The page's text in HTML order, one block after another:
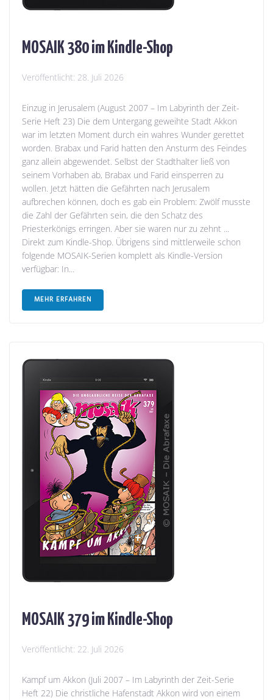
MOSAIK 380 im Kindle-Shop
Veröffentlicht: 28. Juli 2026
Einzug in Jerusalem (August 2007 – Im Labyrinth der Zeit-
Serie Heft 23) Die dem Untergang geweihte Stadt Akkon
war im letzten Moment durch ein wahres Wunder gerettet
worden. Brabax und Farid hatten den Ansturm des Feindes
ganz allein abgewendet. Selbst der Stadthalter ließ von
seinem Vorhaben ab, Brabax und Farid einsperren zu
wollen. Jetzt hätten die Gefährten nach Jerusalem
aufbrechen können, doch es gab ein Problem: Zwölf musste
die Zahl der Gefährten sein, die den Schatz des
Priesterkönigs erringen. Aber sie waren nur zu zehnt ...
Direkt zum Kindle-Shop. Übrigens sind mittlerweile schon
folgende MOSAIK-Serien komplett als Kindle-Version
verfügbar: In...
MEHR ERFAHREN
MOSAIK 379 im Kindle-Shop
Veröffentlicht: 22. Juli 2026
Kampf um Akkon (Juli 2007 – Im Labyrinth der Zeit-Serie
Heft 22) Die christliche Hafenstadt Akkon wird von einem